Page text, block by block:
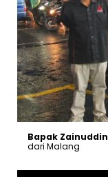
Bapak Zainuddin
dari Malang